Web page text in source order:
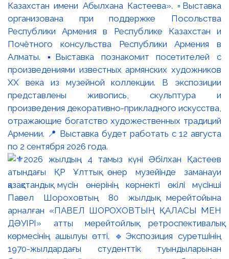
Казахстан имени Абылхана Кастеева». ▫️Выставка
организована при поддержке Посольства
Республики Армения в Республике Казахстан и
Почётного консульства Республики Армения в
Алматы. ▪️Выставка познакомит посетителей с
произведениями известных армянских художников
XX века из музейной коллекции. В экспозиции
представлены живопись, скульптура и
произведения декоративно-прикладного искусства,
отражающие богатство художественных традиций
Армении. 📍 Выставка будет работать с 12 августа
по 2 сентября 2026 года.